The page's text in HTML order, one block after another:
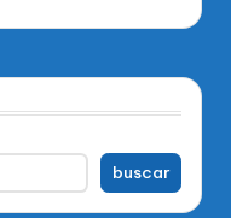
buscar